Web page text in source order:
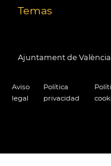
Temas
Ajuntament de
Aviso
legal
Política
privacidad